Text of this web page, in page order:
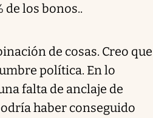
de los bonos..
de cosas. Creo que
política. En lo
falta de anclaje de
haber conseguido